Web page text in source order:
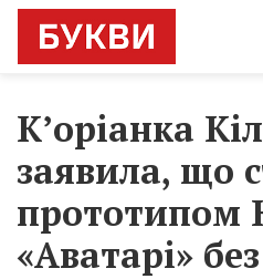
К’оріанка
заявила, що
прототипом
«Аватарі»